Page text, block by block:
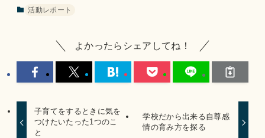
活動レポート
よかったらシェアしてね！
子育てをするときに気を
つけたいたった1つのこ
と
学校だから出来る自尊感
情の育み方を探る